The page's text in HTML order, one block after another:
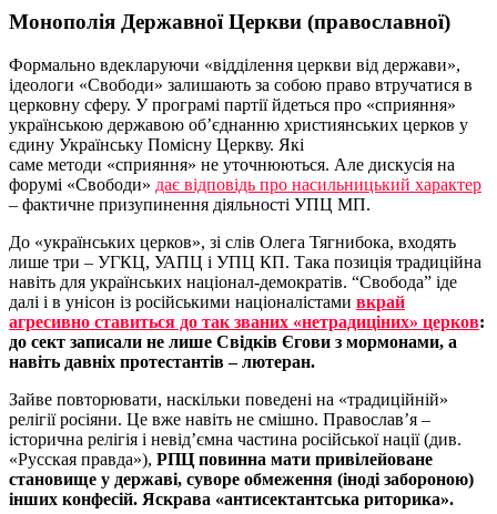
Монополія Державної Церкви (православної)
Формально вдекларуючи «відділення церкви від держави»,
ідеологи «Свободи» залишають за собою право втручатися в
церковну сферу. У програмі партії йдеться про «сприяння»
українською державою об’єднанню християнських церков у
єдину Українську Помісну Церкву. Які
саме методи «сприяння» не уточнюються. Але дискусія на
форумі «Свободи» дає відповідь про насильницький характер
– фактичне призупинення діяльності УПЦ МП.
До «українських церков», зі слів Олега Тягнибока, входять
лише три – УГКЦ, УАПЦ і УПЦ КП. Така позиція традиційна
навіть для українських націонал-демократів. “Свобода” іде
далі і в унісон із російськими націоналістами вкрай
агресивно ставиться до так званих «нетрадиціних» церков:
до сект записали не лише Свідків Єгови з мормонами, а
навіть давніх протестантів – лютеран.
Зайве повторювати, наскільки поведені на «традиційній»
релігії росіяни. Це вже навіть не смішно. Православ’я –
історична релігія і невід’ємна частина російської нації (див.
«Русская правда»), РПЦ повинна мати привілейоване
становище у державі, суворе обмеження (іноді забороною)
інших конфесій. Яскрава «антисектантська риторика».